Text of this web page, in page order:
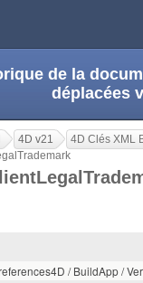
de la
déplacées
4D v21
4D Clés XML
/ BuildApp /